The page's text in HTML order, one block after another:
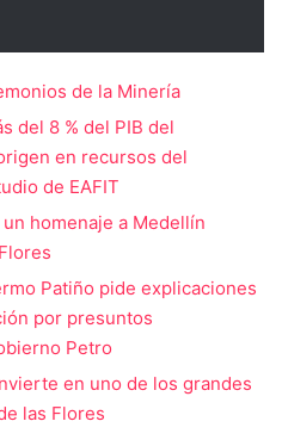
de la Minería
del 8 % del PIB del
en recursos del
de EAFIT
homenaje a Medellín
Patiño pide explicaciones
por presuntos
Petro
en uno de los grandes
las Flores